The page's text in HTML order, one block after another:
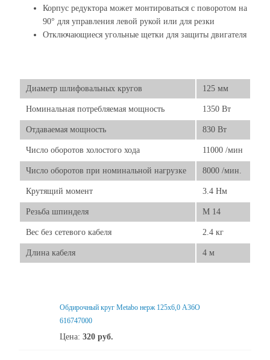
Корпус редуктора может монтироваться с поворотом на
90° для управления левой рукой или для резки
Отключающиеся угольные щетки для защиты двигателя
Диаметр шлифовальных кругов 125 мм
Номинальная потребляемая мощность 1350 Вт
Отдаваемая мощность 830 Вт
Число оборотов холостого хода 11000 /мин
Число оборотов при номинальной нагрузке 8000 /мин.
Крутящий момент 3.4 Нм
Резьба шпинделя M 14
Вес без сетевого кабеля 2.4 кг
Длина кабеля 4 м
Обдирочный круг Metabo нерж 125x6,0 А36О
616747000
Цена: 320 руб.